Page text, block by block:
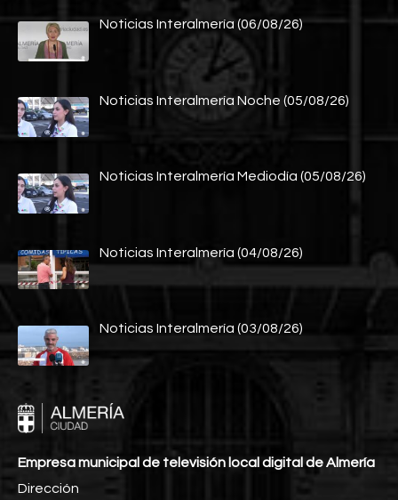
Noticias Interalmería (06/08/26)
Noticias Interalmería Noche (05/08/26)
Noticias Interalmería Mediodía (05/08/26)
Noticias Interalmería (04/08/26)
Noticias Interalmería (03/08/26)
Empresa municipal de televisión local digital de Almería
Dirección